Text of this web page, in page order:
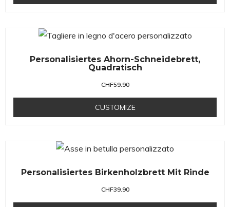
Personalisiertes Ahorn-Schneidebrett,
Quadratisch
CHF59.90
CUSTOMIZE
Personalisiertes Birkenholzbrett Mit Rinde
CHF39.90